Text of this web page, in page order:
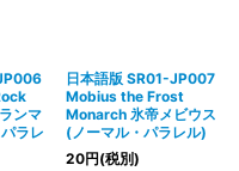
ンマ
ラレ
日本語版 SR01-JP007
Mobius the Frost
Monarch 氷帝メビウス
(ノーマル・パラレル)
20円(税別)